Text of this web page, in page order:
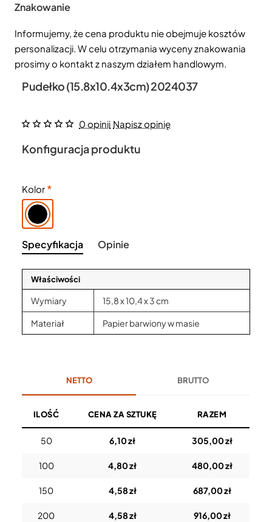
Znakowanie
Informujemy, że cena produktu nie obejmuje kosztów
personalizacji. W celu otrzymania wyceny znakowania
prosimy o kontakt z naszym działem handlowym.
Pudełko (15.8x10.4x3cm) 2024037
0 opinii Napisz opinię
Konfiguracja produktu
Kolor
Specyfikacja Opinie
Właściwości
Wymiary 15,8 x 10,4 x 3 cm
Materiał Papier barwiony w masie
NETTO BRUTTO
ILOŚĆ CENA ZA SZTUKĘ RAZEM
50 6,10 zł 305,00 zł
100 4,80 zł 480,00 zł
150 4,58 zł 687,00 zł
200 4,58 zł 916,00 zł